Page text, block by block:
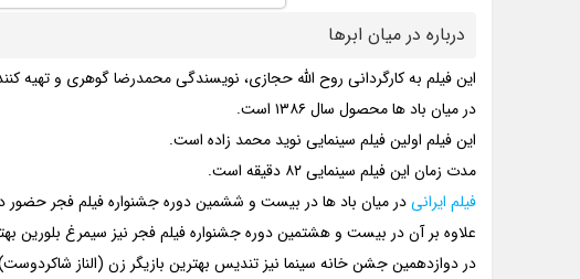
درباره در میان ابرها
این فیلم به کارگردانی روح الله حجازی، نویسندگی محمدرضا گوهری و
در میان باد ها محصول سال ۱۳۸۶ است.
این فیلم اولین فیلم سینمایی نوید محمد زاده است.
مدت زمان این فیلم سینمایی ۸۲ دقیقه است.
فیلم ایرانیدر میان باد ها در بیست و ششمین دوره جشنواره فیلم فجر
علاوه بر آن در بیست و هشتمین دوره جشنواره فیلم فجر نیز سیمرغ بلورین
در دوازدهمین جشن خانه سینما نیز تندیس بهترین بازیگر زن (الناز